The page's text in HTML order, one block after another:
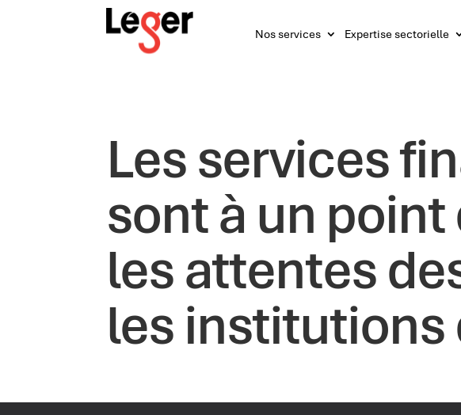
Nos services Expertise sectorielle
Les services
sont à un point
les attentes
les institutions